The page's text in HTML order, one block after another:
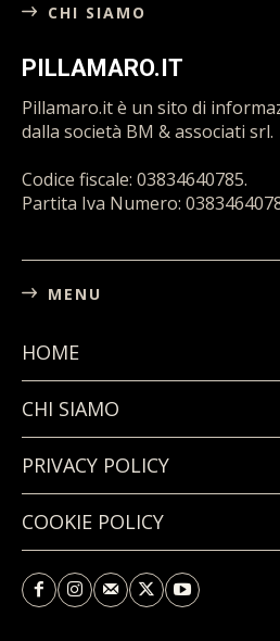
CHI SIAMO
PILLAMARO.IT
Pillamaro.it è un sito di
dalla società BM & associati srl.
Codice fiscale: 03834640785.
Partita Iva Numero:
MENU
HOME
CHI SIAMO
PRIVACY POLICY
COOKIE POLICY